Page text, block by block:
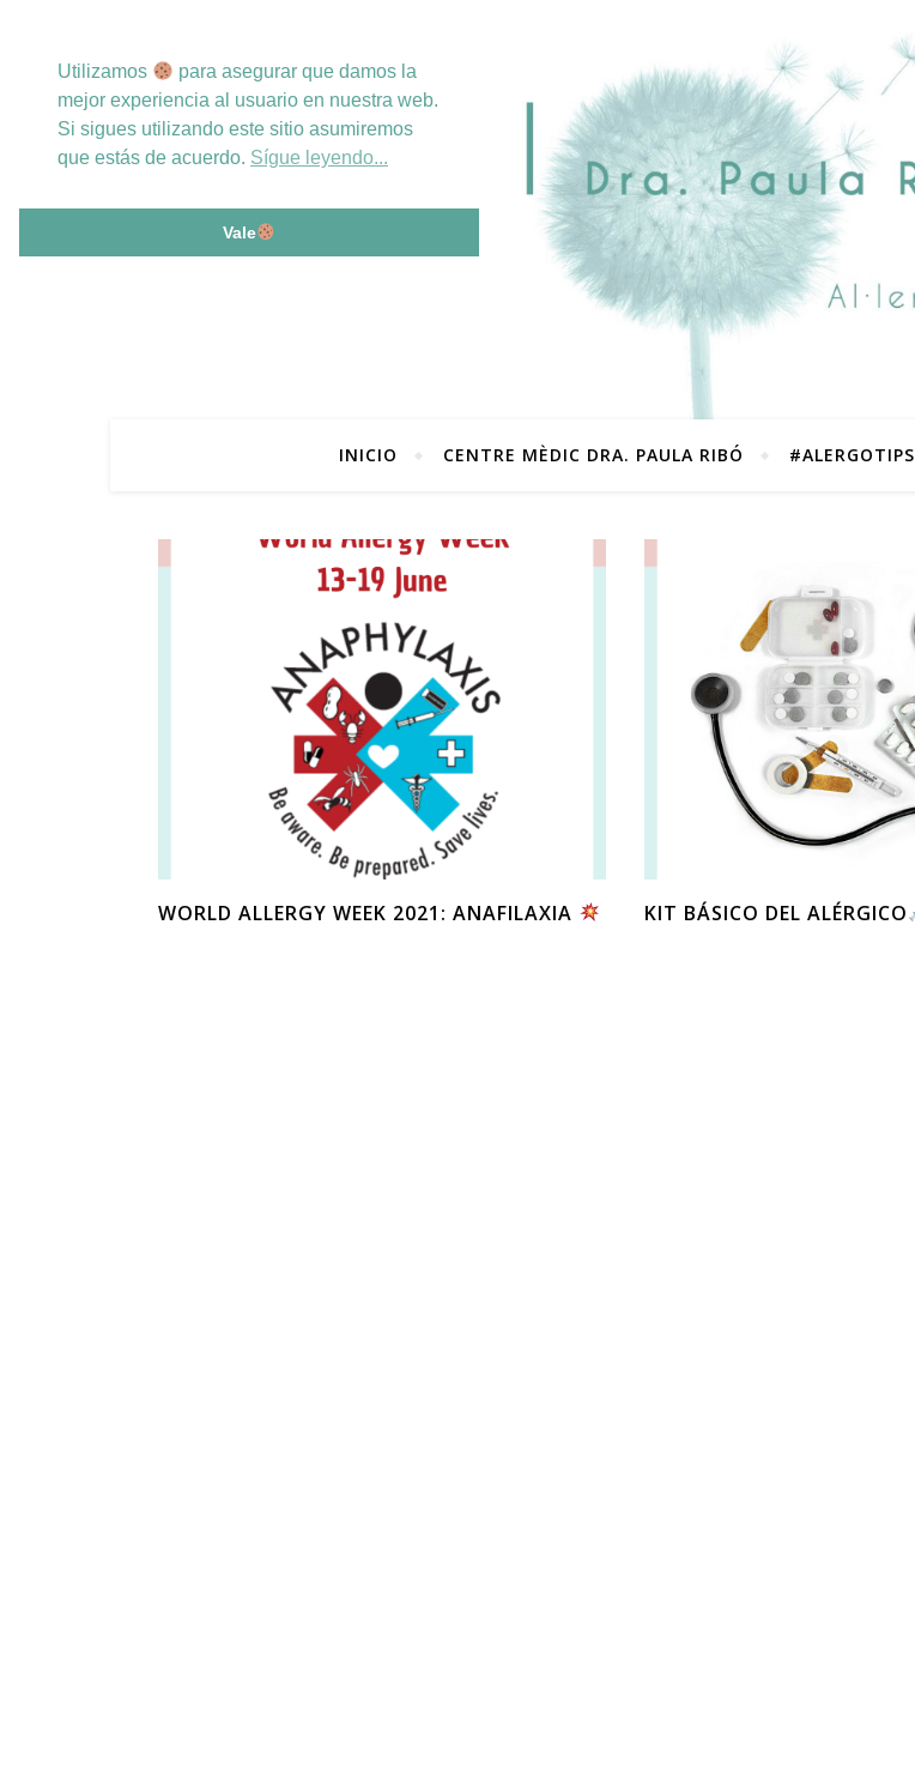
INICIO CENTRE MÈDIC DRA. PAULA RIBÓ #ALERGOTIPS
WORLD ALLERGY WEEK 2021: ANAFILAXIA KIT BÁSICO DEL ALÉRGICO
Utilizamos
para asegurar que damos la
mejor experiencia al usuario en nuestra web.
Si sigues utilizando este sitio asumiremos
que estás de acuerdo. Sígue leyendo...
Vale